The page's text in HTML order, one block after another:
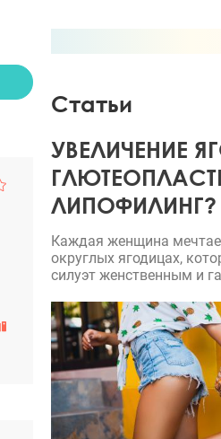
Статьи
УВЕЛИЧЕНИЕ
ЛИПОФИЛИНГ?
Каждая женщина
округлых ягодицах,
силуэт женственным и